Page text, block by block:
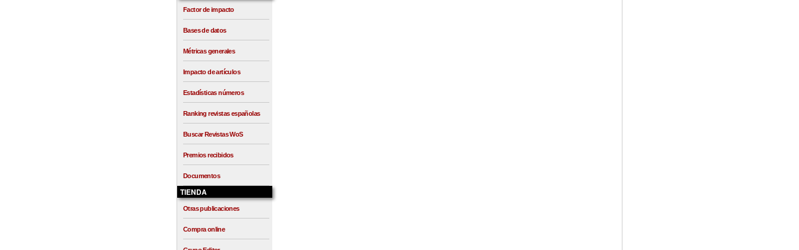
Factor de impacto
Bases de datos
Métricas generales
Impacto de artículos
Estadísticas números
Ranking revistas españolas
Buscar Revistas WoS
Premios recibidos
Documentos
TIENDA
Otras publicaciones
Compra online